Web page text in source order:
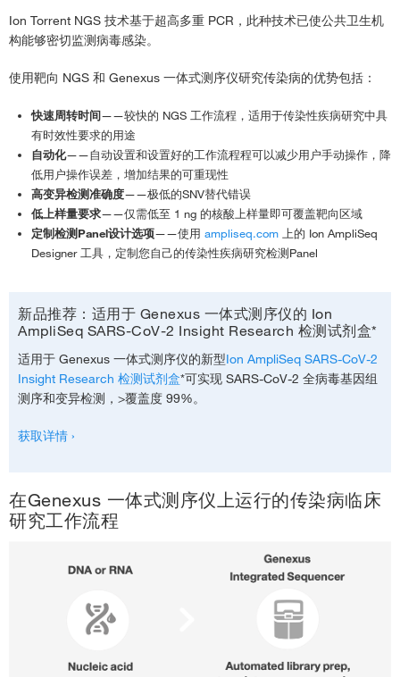
Ion Torrent NGS 技术基于超高多重 PCR，此种技术已使公共卫生机
构能够密切监测病毒感染。
使用靶向 NGS 和 Genexus 一体式测序仪研究传染病的优势包括：
快速周转时间——较快的 NGS 工作流程，适用于传染性疾病研究中具
有时效性要求的用途
自动化——自动设置和设置好的工作流程程可以减少用户手动操作，降
低用户操作误差，增加结果的可重现性
高变异检测准确度——极低的SNV替代错误
低上样量要求——仅需低至 1 ng 的核酸上样量即可覆盖靶向区域
定制检测Panel设计选项——使用 ampliseq.com 上的 Ion AmpliSeq
Designer 工具，定制您自己的传染性疾病研究检测Panel
新品推荐：适用于 Genexus 一体式测序仪的 Ion
AmpliSeq SARS-CoV-2 Insight Research 检测试剂盒*
适用于 Genexus 一体式测序仪的新型Ion AmpliSeq SARS-CoV-2
Insight Research 检测试剂盒*可实现 SARS-CoV-2 全病毒基因组
测序和变异检测，>覆盖度 99%。
获取详情 ›
在Genexus 一体式测序仪上运行的传染病临床
研究工作流程